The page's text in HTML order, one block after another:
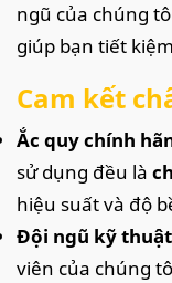
ngũ của chúng
giúp bạn tiết
Cam kết
Ắc quy chính
sử dụng đều là
hiệu suất và độ
Đội ngũ kỹ
viên của chúng